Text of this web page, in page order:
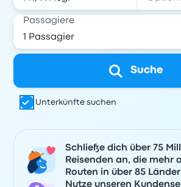
Passagiere
Suche
Unterkünfte suchen
Schließe dich über 75
Reisenden an, die mehr
Routen in über 85
Nutze unseren